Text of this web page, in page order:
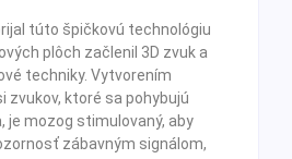
túto špičkovú technológiu
plôch začlenil 3D zvuk a
techniky. Vytvorením
zvukov, ktoré sa pohybujú
je mozog stimulovaný, aby
zábavným signálom,